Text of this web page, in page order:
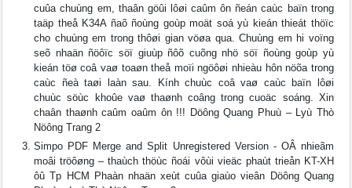
cuûa chuùng em, thaân göûi lôøi caûm ôn ñeán caùc baïn trong
taäp theå K34A ñaõ ñoùng goùp moät soá yù kieán thieát thöïc
cho chuùng em trong thôøi gian vöøa qua. Chuùng em hi voïng
seõ nhaän ñöôïc söï giuùp ñôõ cuõng nhö söï ñoùng goùp yù
kieán töø coâ vaø toaøn theå moïi ngöôøi nhieàu hôn nöõa trong
caùc ñeà taøi laàn sau. Kính chuùc coâ vaø caùc baïn lôøi
chuùc söùc khoûe vaø thaønh coâng trong cuoäc soáng. Xin
chaân thaønh caûm oaûm ôn !!! Döông Quang Phuù – Lyù Thò
Nöông Trang 2
Simpo PDF Merge and Split Unregistered Version - OÂ nhieãm
moâi tröôøng – thaùch thöùc ñoái vôùi vieäc phaùt trieån KT-XH
ôû Tp HCM Phaàn nhaän xeùt cuûa giaùo vieân Döông Quang